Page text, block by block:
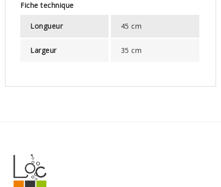
Fiche technique
Longueur 45 cm
Largeur 35 cm